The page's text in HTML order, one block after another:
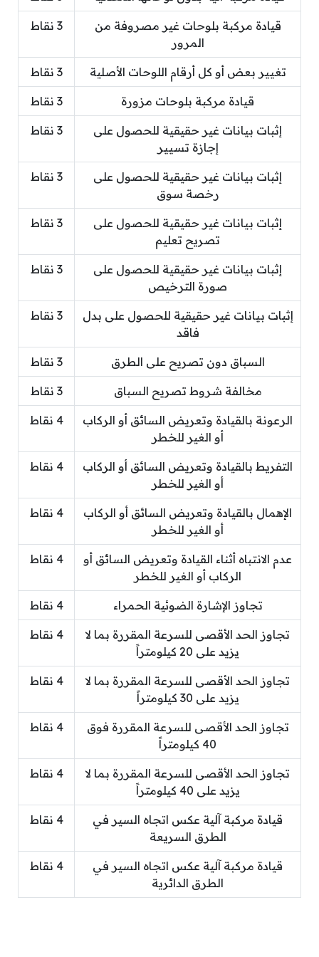
قيادة مركبة بلوحات غير مصروفة من
المرور
3 نقاط
تغيير بعض أو كل أرقام اللوحات الأصلية 3 نقاط
قيادة مركبة بلوحات مزورة 3 نقاط
إثبات بيانات غير حقيقية للحصول على
إجازة تسيير
3 نقاط
إثبات بيانات غير حقيقية للحصول على
رخصة سوق
3 نقاط
إثبات بيانات غير حقيقية للحصول على
تصريح تعليم
3 نقاط
إثبات بيانات غير حقيقية للحصول على
صورة الترخيص
3 نقاط
إثبات بيانات غير حقيقية للحصول على بدل
فاقد
3 نقاط
السباق دون تصريح على الطرق 3 نقاط
مخالفة شروط تصريح السباق 3 نقاط
الرعونة بالقيادة وتعريض السائق أو الركاب
أو الغير للخطر
4 نقاط
التفريط بالقيادة وتعريض السائق أو الركاب
أو الغير للخطر
4 نقاط
الإهمال بالقيادة وتعريض السائق أو الركاب
أو الغير للخطر
4 نقاط
عدم الانتباه أثناء القيادة وتعريض السائق أو
الركاب أو الغير للخطر
4 نقاط
تجاوز الإشارة الضوئية الحمراء 4 نقاط
تجاوز الحد الأقصى للسرعة المقررة بما لا
يزيد على 20 كيلومتراً
4 نقاط
تجاوز الحد الأقصى للسرعة المقررة بما لا
يزيد على 30 كيلومتراً
4 نقاط
تجاوز الحد الأقصى للسرعة المقررة فوق
40 كيلومتراً
4 نقاط
تجاوز الحد الأقصى للسرعة المقررة بما لا
يزيد على 40 كيلومتراً
4 نقاط
قيادة مركبة آلية عكس اتجاه السير في
الطرق السريعة
4 نقاط
قيادة مركبة آلية عكس اتجاه السير في
الطرق الدائرية
4 نقاط